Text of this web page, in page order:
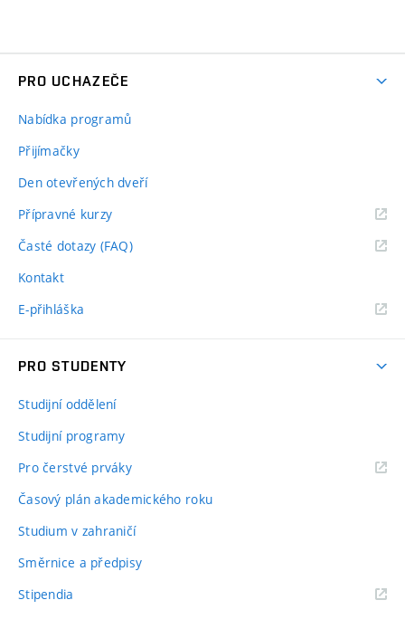
PRO UCHAZEČE
Nabídka programů
Přijímačky
Den otevřených dveří
Přípravné kurzy
Časté dotazy (FAQ)
Kontakt
E-přihláška
PRO STUDENTY
Studijní oddělení
Studijní programy
Pro čerstvé prváky
Časový plán akademického roku
Studium v zahraničí
Směrnice a předpisy
Stipendia